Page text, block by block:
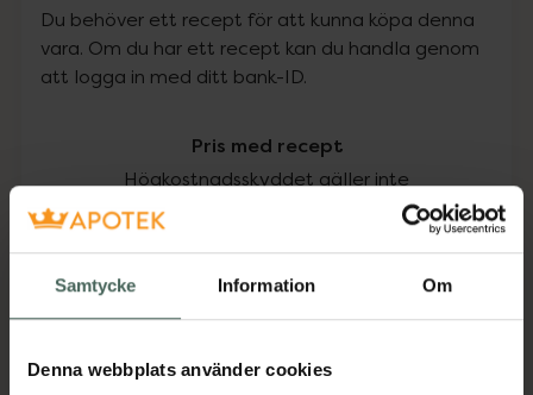
Samtycke Information Om
Denna webbplats använder cookies
Du behöver ett recept för att kunna köpa denna
vara. Om du har ett recept kan du handla genom
att logga in med ditt bank-ID.
Pris med recept
Högkostnadsskyddet gäller inte
1082,35 kr
I apotek:1082,35 kr